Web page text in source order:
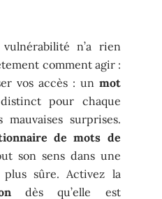
n’a rien
comment agir :
vos accès : un mot
pour chaque
surprises.
de mots de
son sens dans une
sûre. Activez la
dès qu’elle est